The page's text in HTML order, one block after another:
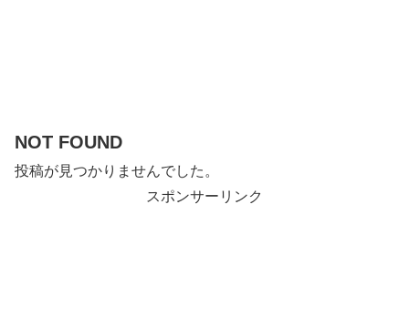
NOT FOUND
投稿が見つかりませんでした。
スポンサーリンク